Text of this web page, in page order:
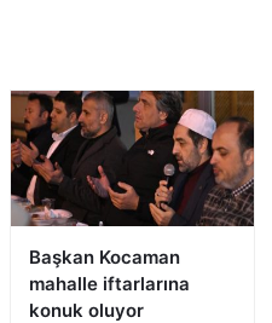
Başkan Kocaman
mahalle iftarlarına
konuk oluyor